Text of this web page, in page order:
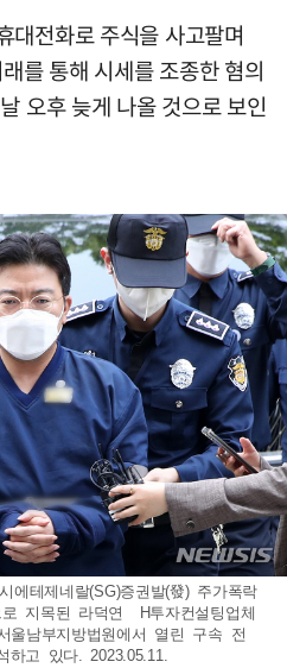
대전화로 주식을 사고팔며
를 통해 시세를 조종한 혐의
오후 늦게 나올 것으로 보인
테제네랄(SG)증권발(發) 주가폭락
지목된 라덕연 H투자컨설팅업체
남부지방법원에서 열린 구속 전
하고 있다. 2023.05.11.